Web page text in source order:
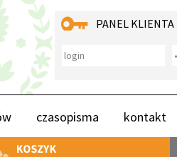
PANEL KLIENTA
czasopisma kontakt